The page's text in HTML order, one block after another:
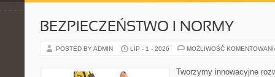
BEZPIECZEŃSTWO I NORMY
POSTED BY ADMIN LIP - 1 - 2026 MOŻLIWOŚĆ
Tworzymy innowacyjne